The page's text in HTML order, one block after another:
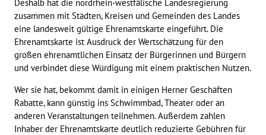
Deshalb hat die nordrhein-westfälische Landesregierung
zusammen mit Städten, Kreisen und Gemeinden des Landes
eine landesweit gültige Ehrenamtskarte eingeführt. Die
Ehrenamtskarte ist Ausdruck der Wertschätzung für den
großen ehrenamtlichen Einsatz der Bürgerinnen und Bürgern
und verbindet diese Würdigung mit einem praktischen Nutzen.
Wer sie hat, bekommt damit in einigen Herner Geschäften
Rabatte, kann günstig ins Schwimmbad, Theater oder an
anderen Veranstaltungen teilnehmen. Außerdem zahlen
Inhaber der Ehrenamtskarte deutlich reduzierte Gebühren für